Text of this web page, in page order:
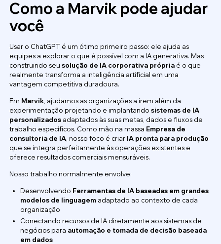
Como a Marvik pode ajudar
você
Usar o ChatGPT é um ótimo primeiro passo: ele ajuda as
equipes a explorar o que é possível com a IA generativa. Mas
construindo seu solução de IA corporativa própriaé o que
realmente transforma a inteligência artificial em uma
vantagem competitiva duradoura.
Em Marvik, ajudamos as organizações a irem além da
experimentação projetando e implantando sistemas de IA
personalizadosadaptados às suas metas, dados e fluxos de
trabalho específicos. Como mão na massa Empresa de
consultoria de IA, nosso foco é criar IA pronta para produção
que se integra perfeitamente às operações existentes e
oferece resultados comerciais mensuráveis.
Nosso trabalho normalmente envolve:
Desenvolvendo Ferramentas de IA baseadas em grandes
modelos de linguagem adaptado ao contexto de cada
organização
Conectando recursos de IA diretamente aos sistemas de
negócios para automação e tomada de decisão baseada
em dados